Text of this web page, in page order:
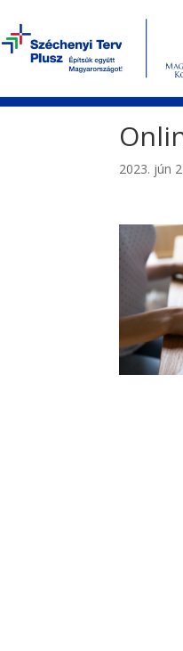
2023. jún